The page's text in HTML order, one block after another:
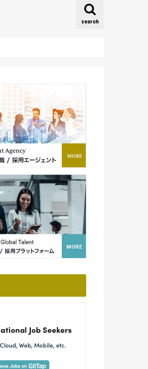
search